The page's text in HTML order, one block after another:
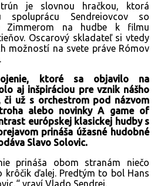
je slovnou hračkou, ktorá
spoluprácu Sendreiovcov so
Zimmerom na hudbe k filmu
Oscarový skladateľ si vtedy
možností na svete práve Rómov
ktoré sa objavilo na
aj inšpiráciou pre vznik nášho
či už s orchestrom pod názvom
alebo novinky A game of
európskej klasickej hudby s
prináša úžasné hudobné
Slavo Solovic.
prináša obom stranám niečo
krôčik ďalej. Predtým to bol Hans
vraví Vlado Sendrei.